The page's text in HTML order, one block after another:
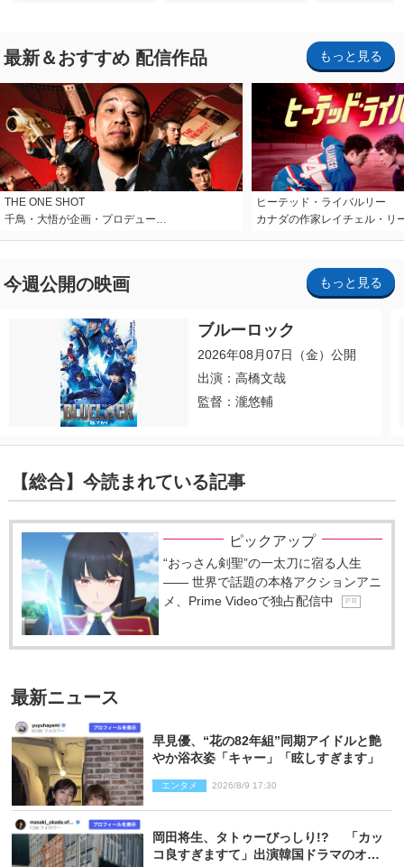
最新＆おすすめ 配信作品 もっと見る
THE ONE SHOT
千鳥・大悟が企画・プロデュー…
ヒーテッド・ライバルリー
カナダの作家レイチェル・リ
今週公開の映画 もっと見る
ブルーロック
2026年08月07日（金）公開
出演：高橋文哉
監督：瀧悠輔
【総合】今読まれている記事
ピックアップ
“おっさん剣聖”の一太刀に宿る人生
―― 世界で話題の本格アクションアニ
メ、Prime Videoで独占配信中
P R
最新ニュース
早見優、“花の82年組”同期アイドルと艶
やか浴衣姿「キャー」「眩しすぎます」
エンタメ 2026/8/9 17:30
岡田将生、タトゥーびっしり!? 「カッ
コ良すぎますて」出演韓国ドラマのオフ